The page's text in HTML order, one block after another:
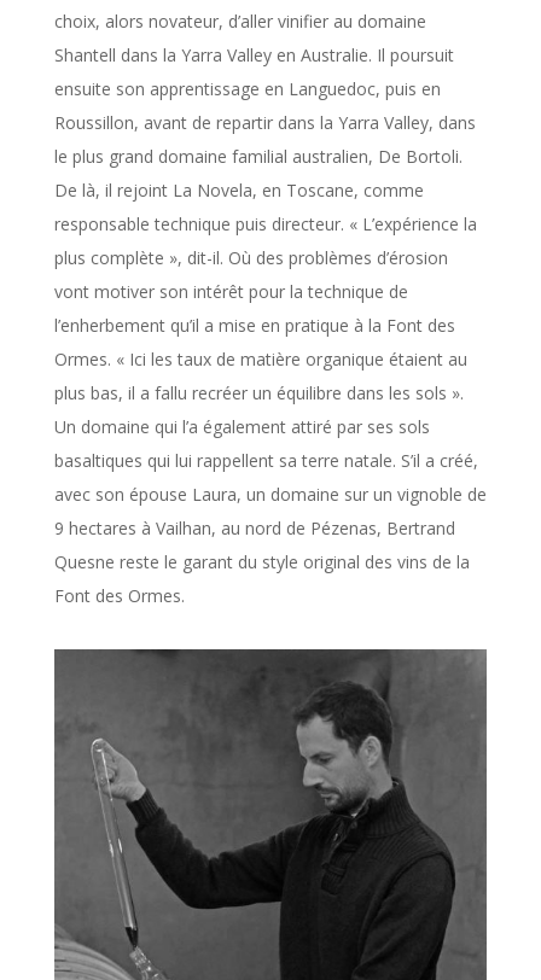
choix, alors novateur, d’aller vinifier au domaine
Shantell dans la Yarra Valley en Australie. Il poursuit
ensuite son apprentissage en Languedoc, puis en
Roussillon, avant de repartir dans la Yarra Valley, dans
le plus grand domaine familial australien, De Bortoli.
De là, il rejoint La Novela, en Toscane, comme
responsable technique puis directeur. « L’expérience la
plus complète », dit-il. Où des problèmes d’érosion
vont motiver son intérêt pour la technique de
l’enherbement qu’il a mise en pratique à la Font des
Ormes. « Ici les taux de matière organique étaient au
plus bas, il a fallu recréer un équilibre dans les sols ».
Un domaine qui l’a également attiré par ses sols
basaltiques qui lui rappellent sa terre natale. S’il a créé,
avec son épouse Laura, un domaine sur un vignoble de
9 hectares à Vailhan, au nord de Pézenas, Bertrand
Quesne reste le garant du style original des vins de la
Font des Ormes.